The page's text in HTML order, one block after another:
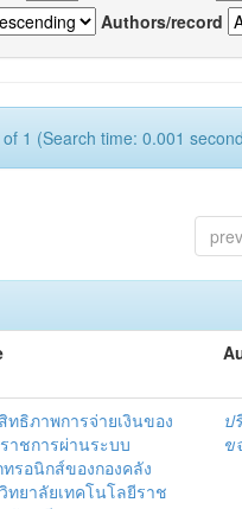
Authors/record
1 (Search time: 0.001
ทธิภาพการจ่ายเงินของ
าชการผ่านระบบ
ทรอนิกส์ของกองคลัง
ทยาลัยเทคโนโลยีราช
ป
ข